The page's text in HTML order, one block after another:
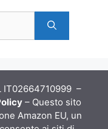
IT02664710999 –
– Questo sito
Amazon EU, un